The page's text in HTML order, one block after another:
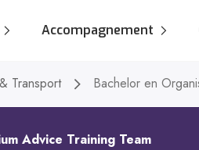
Accompagnement
Transport Bachelor en
Advice Training Team